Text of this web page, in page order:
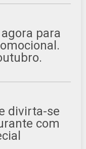
para
divirta-se
com